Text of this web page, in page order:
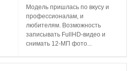
Модель пришлась по вкусу и
профессионалам, и
любителям. Возможность
записывать FullHD-видео и
снимать 12-МП фото...